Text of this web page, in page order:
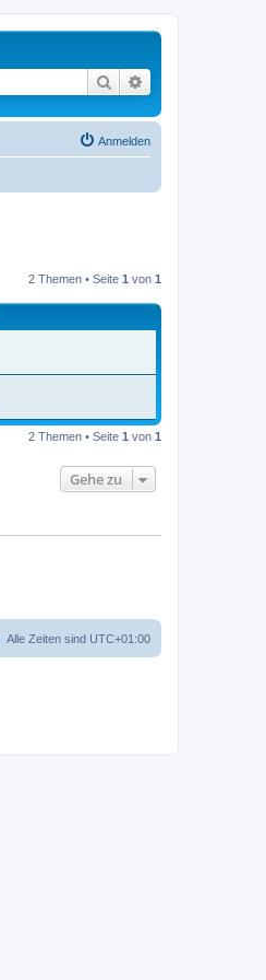
Suche
Anmelden
2 Themen • Seite 1 von 1
2 Themen • Seite 1 von 1
Gehe zu
Alle Zeiten sind UTC+01:00